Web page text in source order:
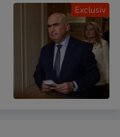
Exclusiv